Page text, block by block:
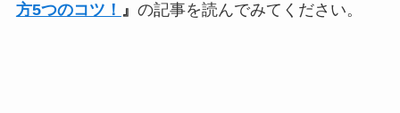
方5つのコツ！ 』 の記事を読んでみてください。